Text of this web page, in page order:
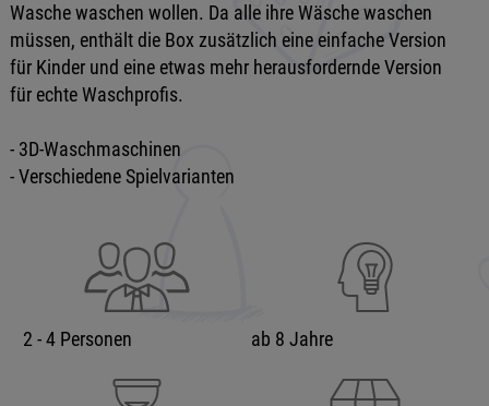
Wasche waschen wollen. Da alle ihre Wäsche waschen
müssen, enthält die Box zusätzlich eine einfache Version
für Kinder und eine etwas mehr herausfordernde Version
für echte Waschprofis.
- 3D-Waschmaschinen
- Verschiedene Spielvarianten
2 - 4 Personen ab 8 Jahre